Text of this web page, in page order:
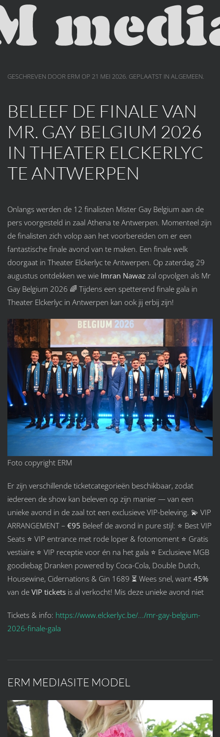
Skip to main content
GESCHREVEN DOOR ERM OP 21 MEI 2026. GEPLAATST IN ALGEMEEN.
BELEEF DE FINALE VAN
MR. GAY BELGIUM 2026
IN THEATER ELCKERLYC
TE ANTWERPEN
Onlangs werden de 12 finalisten Mister Gay Belgium aan de
pers voorgesteld in zaal Athena te Antwerpen. Momenteel zijn
de finalisten zich volop aan het voorbereiden om er een
fantastische finale avond van te maken. Een finale welk
doorgaat in Theater Elckerlyc te Antwerpen. Op zaterdag 29
augustus ontdekken we wie Imran Nawaz zal opvolgen als Mr
Gay Belgium 2026 🌈 Tijdens een spetterend finale gala in
Theater Elckerlyc in Antwerpen kan ook jij erbij zijn!
Foto copyright ERM
Er zijn verschillende ticketcategorieën beschikbaar, zodat
iedereen de show kan beleven op zijn manier — van een
unieke avond in de zaal tot een exclusieve VIP-beleving. 💫 VIP
ARRANGEMENT – €95 Beleef de avond in pure stijl: ⭐ Best VIP
Seats ⭐ VIP entrance met rode loper & fotomoment ⭐ Gratis
vestiaire ⭐ VIP receptie voor én na het gala ⭐ Exclusieve MGB
goodiebag Dranken powered by Coca-Cola, Double Dutch,
Housewine, Cidernations & Gin 1689 ⏳ Wees snel, want 45%
van de VIP tickets is al verkocht! Mis deze unieke avond niet
Tickets & info: https://www.elckerlyc.be/.../mr-gay-belgium-
2026-finale-gala
ERM MEDIASITE MODEL